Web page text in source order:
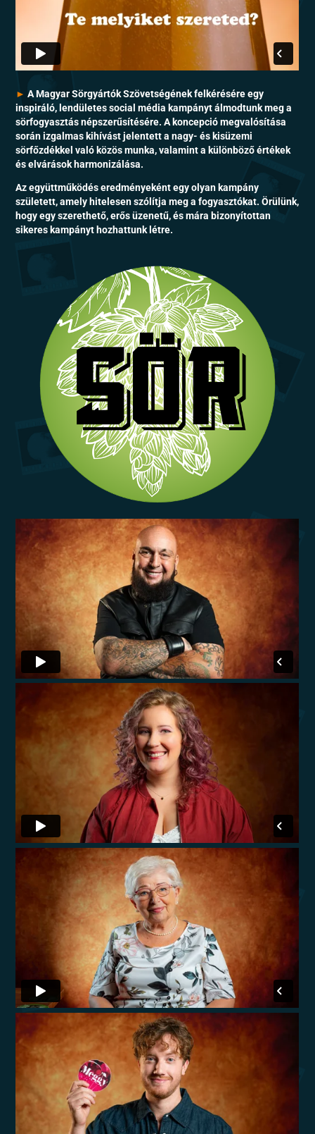
►A Magyar Sörgyártók Szövetségének felkérésére egy
inspiráló, lendületes social média kampányt álmodtunk meg a
sörfogyasztás népszerűsítésére. A koncepció megvalósítása
során izgalmas kihívást jelentett a nagy- és kisüzemi
sörfőzdékkel való közös munka, valamint a különböző értékek
és elvárások harmonizálása.
Az együttműködés eredményeként egy olyan kampány
született, amely hitelesen szólítja meg a fogyasztókat. Örülünk,
hogy egy szerethető, erős üzenetű, és mára bizonyítottan
sikeres kampányt hozhattunk létre.